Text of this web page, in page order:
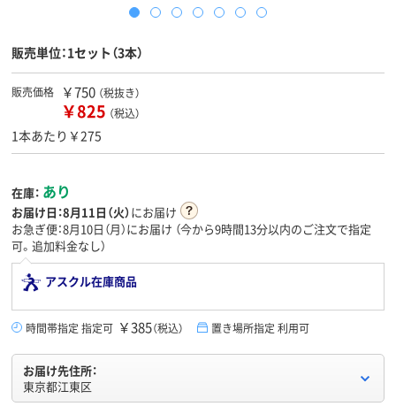
販売単位：1セット（3本）
販売価格 ￥750 （税抜き）
￥825 （税込）
1本あたり￥275
在庫： あり
お届け日：8月11日（火）にお届け
お急ぎ便：8月10日（月）にお届け （今から9時間13分以内のご注文で指定
可。追加料金なし）
アスクル在庫商品
時間帯指定 指定可 ￥385（税込） 置き場所指定 利用可
お届け先住所：
東京都江東区